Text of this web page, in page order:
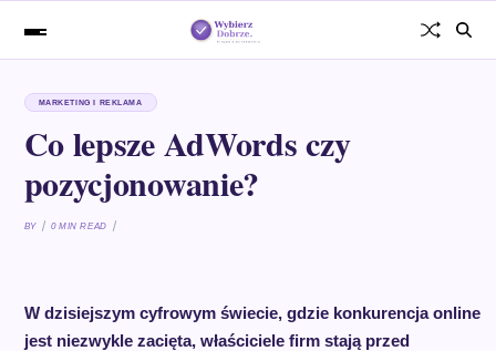
MARKETING I REKLAMA
Co lepsze AdWords czy
pozycjonowanie?
BY 0 MIN READ
W dzisiejszym cyfrowym świecie, gdzie konkurencja online
jest niezwykle zacięta, właściciele firm stają przed